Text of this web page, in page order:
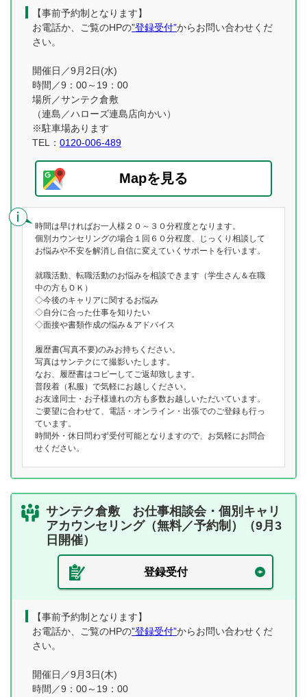
【事前予約制となります】
お電話か、ご覧のHPの”登録受付”からお問い合わせくだ
さい。
開催日／9月2日(水)
時間／9：00～19：00
場所／サンテク倉敷
（連島／ハローズ連島店向かい）
※駐車場あります
TEL： 0120-006-489
Mapを見る
時間は早ければお一人様２０～３０分程度となります。
個別カウンセリングの場合１回６０分程度、じっくり相談して
お悩みや不安を解消し自信に変えていくサポートを行います。
就職活動、転職活動のお悩みを相談できます（学生さん＆在職
中の方もＯＫ）
◇今後のキャリアに関するお悩み
◇自分に合った仕事を知りたい
◇面接や書類作成の悩み＆アドバイス
履歴書(写真不要)のみお持ちください。
写真はサンテクにて撮影いたします。
なお、履歴書はコピーしてご返却致します。
普段着（私服）で気軽にお越しください。
お友達同士・お子様連れの方も多数お越しいただいています。
ご要望に合わせて、電話・オンライン・出張でのご登録も行っ
ています。
時間外・休日問わず受付可能となりますので、お気軽にお問合
せください。
サンテク倉敷 お仕事相談会・個別キャリ
アカウンセリング（無料／予約制）（9月3
日開催）
登録受付
【事前予約制となります】
お電話か、ご覧のHPの”登録受付”からお問い合わせくだ
さい。
開催日／9月3日(木)
時間／9：00～19：00